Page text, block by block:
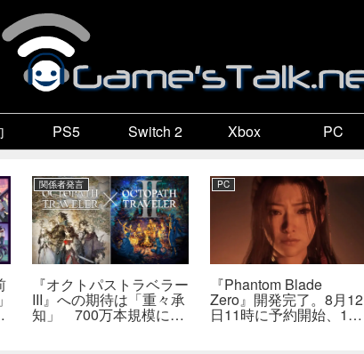
PS5 Switch 2 Xbox PC
関係者発言
『オクトパストラベラー
III』への期待は「重々承
知」 700万本規模に成
PC
『Phantom Blade
Zero』開発完了。8月12
日11時に予約開始、11